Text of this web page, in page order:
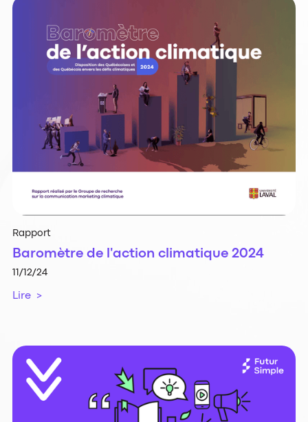
Rapport
Baromètre de l'action climatique 2024
11/12/24
Lire >